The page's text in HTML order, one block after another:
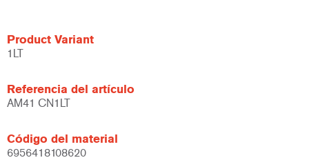
Product Variant
1LT
Referencia del artículo
AM41 CN1LT
Código del material
6956418108620